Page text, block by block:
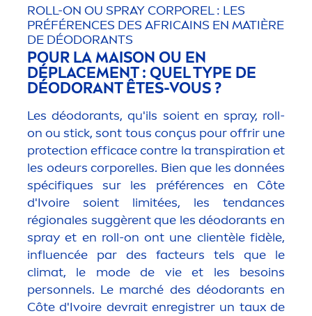
ROLL-ON OU SPRAY CORPOREL : LES
PRÉFÉRENCES DES AFRICAINS EN MATIÈRE
DE DÉODORANTS
POUR LA MAISON OU EN
DÉPLACEMENT : QUEL TYPE DE
DÉODORANT ÊTES-VOUS ?
Les déodorants, qu'ils soient en spray, roll-
on ou stick, sont tous conçus pour offrir une
protection efficace contre la transpiration et
les odeurs corporelles. Bien que les données
spécifiques sur les préférences en Côte
d'Ivoire soient limitées, les tendances
régionales suggèrent que les déodorants en
spray et en roll-on ont une clientèle fidèle,
influencée par des facteurs tels que le
climat, le mode de vie et les besoins
personnels. Le marché des déodorants en
Côte d'Ivoire devrait enregistrer un taux de